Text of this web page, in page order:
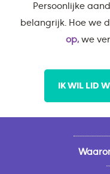
Persoonlijke
belangrijk. Hoe we
op, we
IK WIL LID